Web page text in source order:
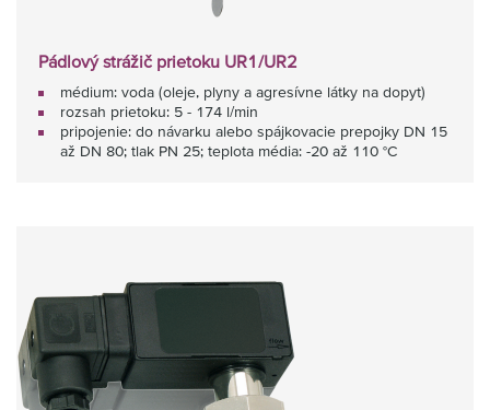
Pádlový strážič prietoku UR1/UR2
médium: voda (oleje, plyny a agresívne látky na dopyt)
rozsah prietoku: 5 - 174 l/min
pripojenie: do návarku alebo spájkovacie prepojky DN 15
až DN 80; tlak PN 25; teplota média: -20 až 110 °C